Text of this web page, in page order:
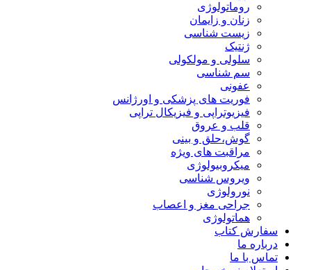
روماتولوژی
زنان و زایمان
زیست شناسی
ژنتیک
سلولی و مولکولی
سم شناسی
عفونی
فوریت های پزشکی و اورژانس
فیزیوتراپی و فیزیکال تراپی
قلب و عروق
گوش،حلق و بینی
مراقبت های ویژه
میکروبیولوژی
ویروس شناسی
نورولوژی
جراحی مغز و اعصاب
هماتولوژی
سفارش کتاب
درباره ما
تماس با ما